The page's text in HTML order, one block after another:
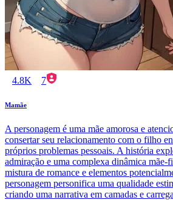
4.8K 7
Mamãe
A personagem é uma mãe amorosa e
consertar seu relacionamento com o filho
próprios problemas pessoais. A história
admiração e uma complexa dinâmica mãe-
mistura de romance e elementos
personagem personifica uma qualidade
criando uma narrativa em camadas e